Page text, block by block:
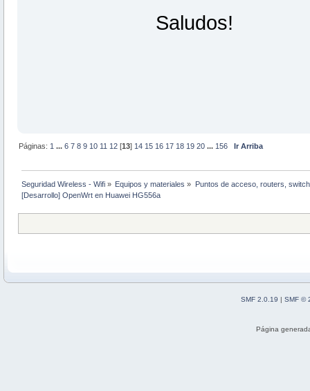
Saludos!
Páginas: 1 ...6 7 8 9 10 11 12 [13] 14 15 16 17 18 19 20 ... 156 Ir Arriba
Seguridad Wireless - Wifi » Equipos y materiales »
Puntos de acceso, routers,
[Desarrollo] OpenWrt en Huawei HG556a
SMF 2.0.19 | SMF ©
Página